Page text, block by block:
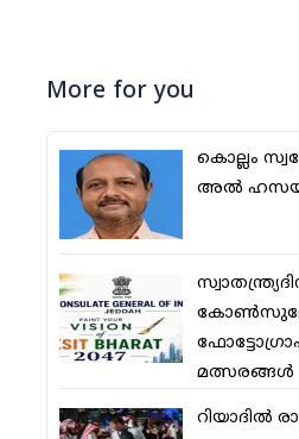
More for you
കൊല്ലം
അല്‍
മത്സരങ്ങള്‍
റിയാദില്‍